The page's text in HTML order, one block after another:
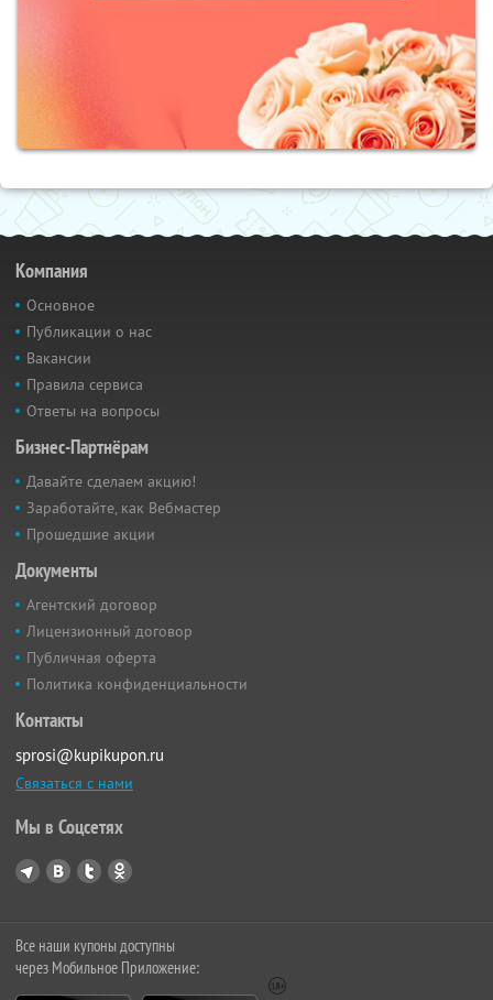
Компания
Основное
Публикации о нас
Вакансии
Правила сервиса
Ответы на вопросы
Бизнес-Партнёрам
Давайте сделаем акцию!
Заработайте, как Вебмастер
Прошедшие акции
Документы
Агентский договор
Лицензионный договор
Публичная оферта
Политика конфиденциальности
Контакты
sprosi@kupikupon.ru
Связаться с нами
Мы в Соцсетях
Все наши купоны доступны
через Мобильное Приложение: